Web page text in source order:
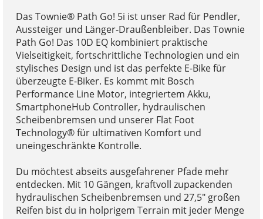
Das Townie® Path Go! 5i ist unser Rad für Pendler,
Aussteiger und Länger-Draußenbleiber. Das Townie
Path Go! Das 10D EQ kombiniert praktische
Vielseitigkeit, fortschrittliche Technologien und ein
stylisches Design und ist das perfekte E-Bike für
überzeugte E-Biker. Es kommt mit Bosch
Performance Line Motor, integriertem Akku,
SmartphoneHub Controller, hydraulischen
Scheibenbremsen und unserer Flat Foot
Technology® für ultimativen Komfort und
uneingeschränkte Kontrolle.
Du möchtest abseits ausgefahrener Pfade mehr
entdecken. Mit 10 Gängen, kraftvoll zupackenden
hydraulischen Scheibenbremsen und 27,5" großen
Reifen bist du in holprigem Terrain mit jeder Menge